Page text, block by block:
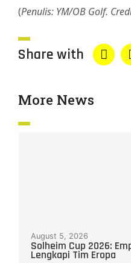
(Penulis: YM/OB Golf.
Share with
More News
August 5, 2026
Solheim Cup 2026:
Lengkapi Tim Eropa